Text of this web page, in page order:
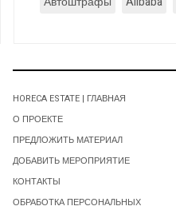
HORECA ESTATE | ГЛАВНАЯ
О ПРОЕКТЕ
ПРЕДЛОЖИТЬ МАТЕРИАЛ
ДОБАВИТЬ МЕРОПРИЯТИЕ
КОНТАКТЫ
ОБРАБОТКА ПЕРСОНАЛЬНЫХ